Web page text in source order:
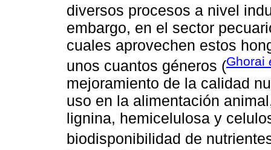
diversos procesos a nivel
embargo, en el sector
cuales aprovechen estos
unos cuantos géneros (Ghorai
mejoramiento de la calidad
uso en la alimentación
lignina, hemicelulosa y
biodisponibilidad de